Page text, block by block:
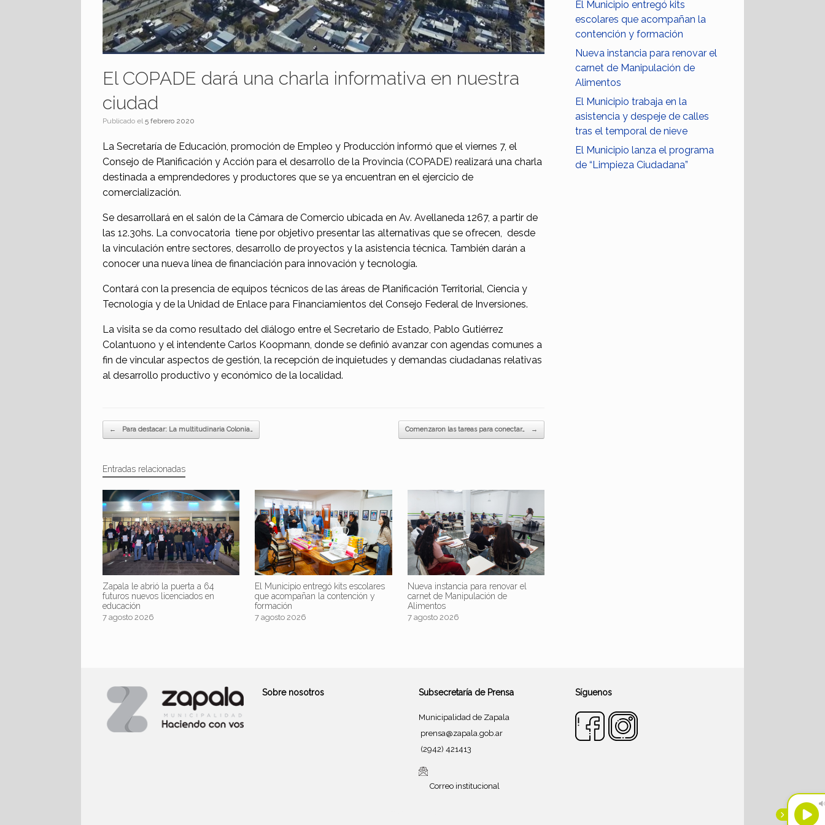
El COPADE dará una charla informativa en nuestra
ciudad
Publicado el5 febrero 2020
La Secretaría de Educación, promoción de Empleo y Producción informó que el viernes 7, el
Consejo de Planificación y Acción para el desarrollo de la Provincia (COPADE) realizará una charla
destinada a emprendedores y productores que se ya encuentran en el ejercicio de
comercialización.
Se desarrollará en el salón de la Cámara de Comercio ubicada en Av. Avellaneda 1267, a partir de
las 12.30hs. La convocatoria tiene por objetivo presentar las alternativas que se ofrecen, desde
la vinculación entre sectores, desarrollo de proyectos y la asistencia técnica. También darán a
conocer una nueva línea de financiación para innovación y tecnología.
Contará con la presencia de equipos técnicos de las áreas de Planificación Territorial, Ciencia y
Tecnología y de la Unidad de Enlace para Financiamientos del Consejo Federal de Inversiones.
La visita se da como resultado del diálogo entre el Secretario de Estado, Pablo Gutiérrez
Colantuono y el intendente Carlos Koopmann, donde se definió avanzar con agendas comunes a
fin de vincular aspectos de gestión, la recepción de inquietudes y demandas ciudadanas relativas
al desarrollo productivo y económico de la localidad.
Navegador de artículos
← Para destacar: La multitudinaria Colonia… Comenzaron las tareas para conectar… →
Entradas relacionadas
Zapala le abrió la puerta a 64
futuros nuevos licenciados en
educación
7 agosto 2026
El Municipio entregó kits escolares
que acompañan la contención y
formación
7 agosto 2026
Nueva instancia para renovar el
carnet de Manipulación de
Alimentos
7 agosto 2026
El Municipio entregó kits
escolares que acompañan la
contención y formación
Nueva instancia para renovar el
carnet de Manipulación de
Alimentos
El Municipio trabaja en la
asistencia y despeje de calles
tras el temporal de nieve
El Municipio lanza el programa
de “Limpieza Ciudadana”
Sobre nosotros Subsecretaría de Prensa
Municipalidad de Zapala
prensa@zapala.gob.ar
(2942) 421413
Correo institucional
Síguenos